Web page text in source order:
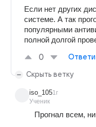
Если нет других
системе. А так
популярными
полной долгой
0
Скрыть ветку
iso_105
Ученик
1г
Прогнал всем,